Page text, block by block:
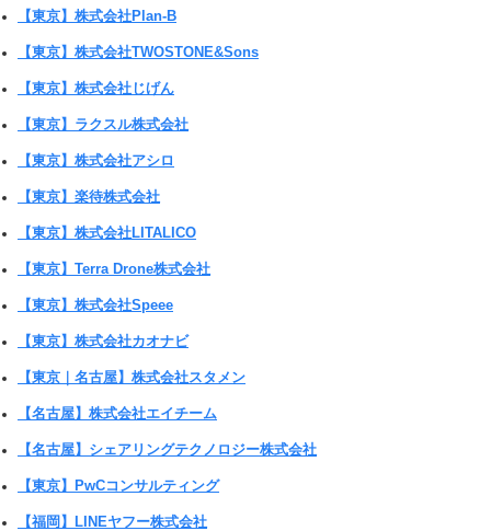
【東京】株式会社Plan-B
【東京】株式会社TWOSTONE&Sons
【東京】株式会社じげん
【東京】ラクスル株式会社
【東京】株式会社アシロ
【東京】楽待株式会社
【東京】株式会社LITALICO
【東京】Terra Drone株式会社
【東京】株式会社Speee
【東京】株式会社カオナビ
【東京｜名古屋】株式会社スタメン
【名古屋】株式会社エイチーム
【名古屋】シェアリングテクノロジー株式会社
【東京】PwCコンサルティング
【福岡】LINEヤフー株式会社